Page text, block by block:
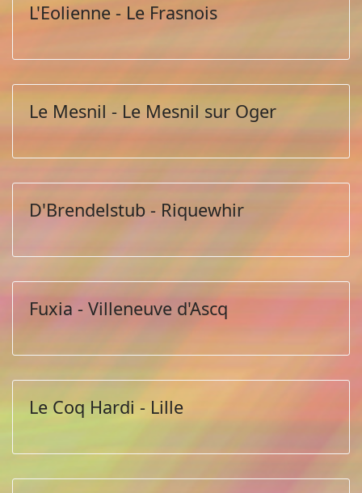
L'Eolienne - Le Frasnois
Le Mesnil - Le Mesnil sur Oger
D'Brendelstub - Riquewhir
Fuxia - Villeneuve d'Ascq
Le Coq Hardi - Lille